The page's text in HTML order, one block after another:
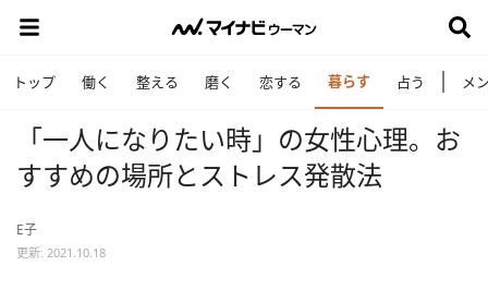
トップ 働く 整える 磨く 恋する 暮らす 占う メ
「一人になりたい時」の女性心理。お
すすめの場所とストレス発散法
E子
更新: 2021.10.18